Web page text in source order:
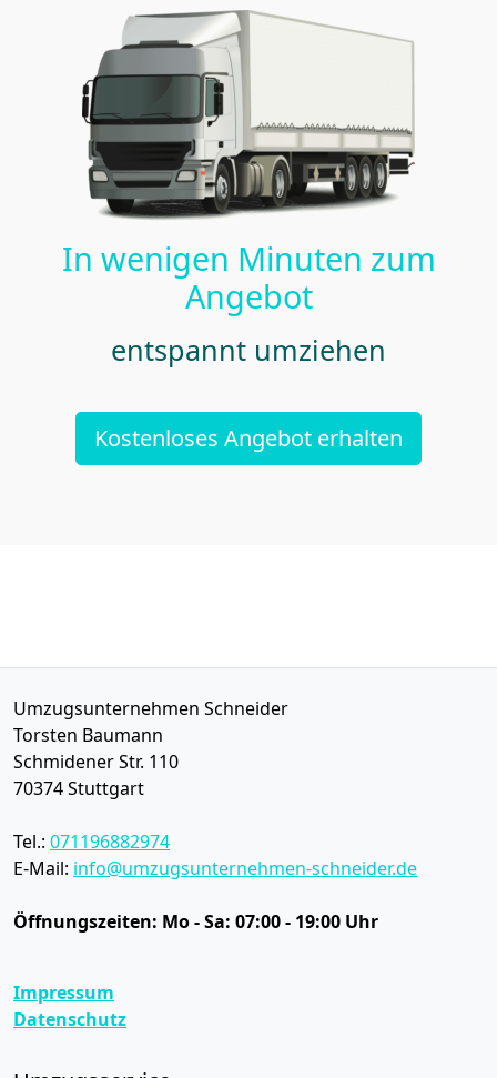
In wenigen Minuten zum
Angebot
entspannt umziehen
Kostenloses Angebot erhalten
Umzugsunternehmen Schneider
Torsten Baumann
Schmidener Str. 110
70374Stuttgart
Tel.: 071196882974
E-Mail: info@umzugsunternehmen-schneider.de
Öffnungszeiten: Mo - Sa: 07:00 - 19:00 Uhr
Impressum
Datenschutz